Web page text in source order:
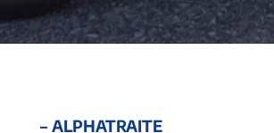
– ALPHATRAITE